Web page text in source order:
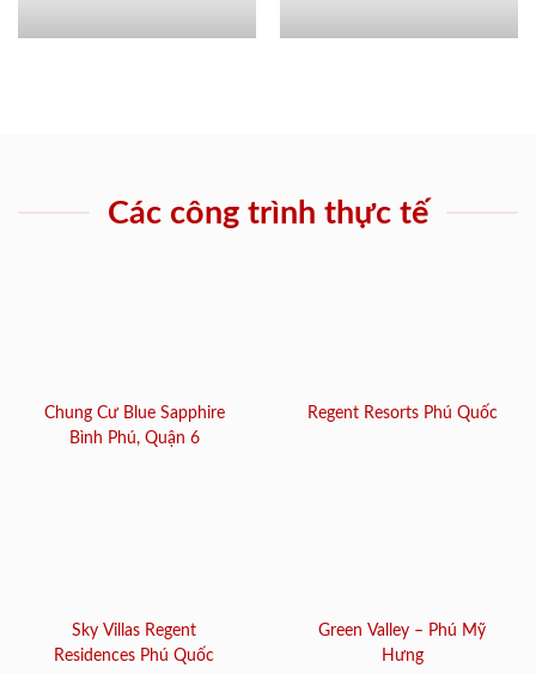
Các công trình thực tế
Chung Cư Blue Sapphire
Bình Phú, Quận 6
Regent Resorts Phú Quốc
Sky Villas Regent
Residences Phú Quốc
Green Valley – Phú Mỹ
Hưng